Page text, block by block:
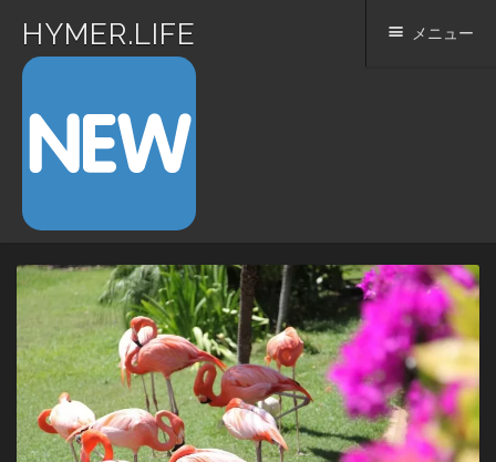
HYMER.LIFE メニュー
コ
ン
ツ
へ
ス
キ